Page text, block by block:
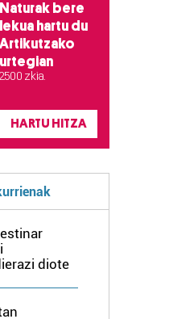
Naturak bere
lekua hartu du
Artikutzako
urtegian
2.500 zkia.
HARTU HITZA
diote